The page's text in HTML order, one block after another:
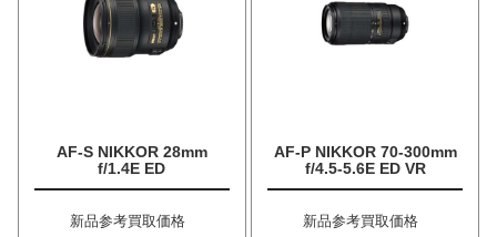
AF-S NIKKOR 28mm
f/1.4E ED
新品参考買取価格
AF-P NIKKOR 70-300mm
f/4.5-5.6E ED VR
新品参考買取価格